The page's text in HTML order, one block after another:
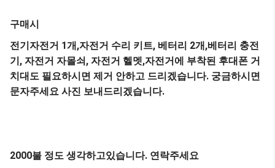
구매시
전기자전거 1개,자전거 수리 키트, 베터리 2개,베터리 충전
기, 자전거 자몰쇠, 자전거 헬멧,자전거에 부착된 후대폰 거
치대도 필요하시면 제거 안하고 드리겠습니다. 궁금하시면
문자주세요 사진 보내드리겠습니다.
2000불 정도 생각하고있습니다. 연락주세요